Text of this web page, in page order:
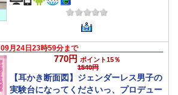
09月24日23時59分まで
770円 ポイント15％
1540円
【耳かき断面図】ジェンダーレス男子の
実験台になってくださいっ、プロデュー